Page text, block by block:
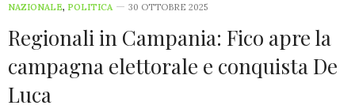
NAZIONALE, POLITICA 30 OTTOBRE 2025
Regionali in Campania: Fico apre la
campagna elettorale e conquista De
Luca